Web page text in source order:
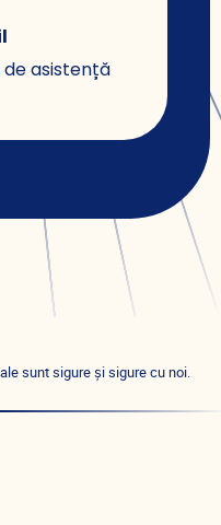
asistență
sunt sigure și sigure cu noi.